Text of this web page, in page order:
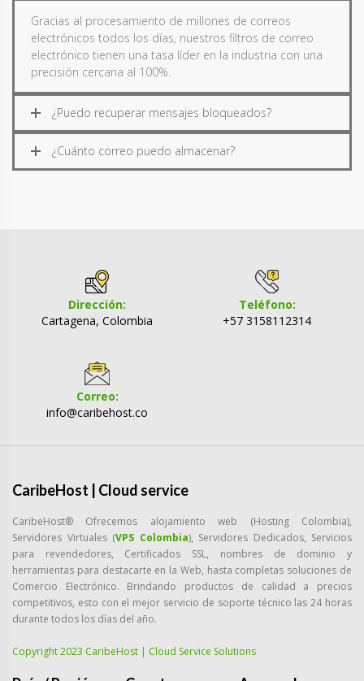
Gracias al procesamiento de millones de correos
electrónicos todos los días, nuestros filtros de correo
electrónico tienen una tasa líder en la industria con una
precisión cercana al 100%.
¿Puedo recuperar mensajes bloqueados?
¿Cuánto correo puedo almacenar?
Dirección:
Cartagena, Colombia
Teléfono:
+57 3158112314
Correo:
info@caribehost.co
CaribeHost | Cloud service
CaribeHost® Ofrecemos alojamiento web (Hosting Colombia),
Servidores Virtuales (VPS Colombia), Servidores Dedicados, Servicios
para revendedores, Certificados SSL, nombres de dominio y
herramientas para destacarte en la Web, hasta completas soluciones de
Comercio Electrónico. Brindando productos de calidad a precios
competitivos, esto con el mejor servicio de soporte técnico las 24 horas
durante todos los días del año.
Copyright 2023 CaribeHost | Cloud Service Solutions